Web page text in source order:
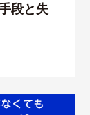
段と失